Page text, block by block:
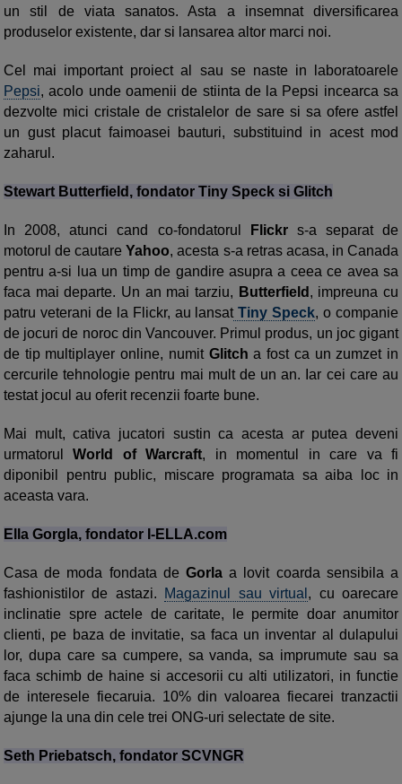
un stil de viata sanatos. Asta a insemnat diversificarea
produselor existente, dar si lansarea altor marci noi.
Cel mai important proiect al sau se naste in laboratoarele
Pepsi, acolo unde oamenii de stiinta de la Pepsi incearca sa
dezvolte mici cristale de cristalelor de sare si sa ofere astfel
un gust placut faimoasei bauturi, substituind in acest mod
zaharul.
Stewart Butterfield, fondator Tiny Speck si Glitch
In 2008, atunci cand co-fondatorul Flickrs-a separat de
motorul de cautareYahoo, acesta s-a retras acasa, in Canada
pentru a-si lua un timp de gandire asupra a ceea ce avea sa
faca mai departe. Un an mai tarziu, Butterfield , impreuna cu
patru veterani de la Flickr, au lansat Tiny Speck, o companie
de jocuri de noroc din Vancouver. Primul produs, un joc gigant
de tip multiplayer online, numit Glitch a fost ca un zumzet in
cercurile tehnologie pentru mai mult de un an. Iar cei care au
testat jocul au oferit recenzii foarte bune.
Mai mult, cativa jucatori sustin ca acesta ar putea deveni
urmatorulWorld of Warcraft, in momentul in care va fi
diponibil pentru public, miscare programata sa aiba loc in
aceasta vara.
Ella Gorgla, fondator I-ELLA.com
Casa de moda fondata de Gorla a lovit coarda sensibila a
fashionistilor de astazi.
Magazinul sau virtual , cu oarecare
inclinatie spre actele de caritate, le permite doar anumitor
clienti, pe baza de invitatie, sa faca un inventar al dulapului
lor, dupa care sa cumpere, sa vanda, sa imprumute sau sa
faca schimb de haine si accesorii cu alti utilizatori, in functie
de interesele fiecaruia. 10% din valoarea fiecarei tranzactii
ajunge la una din cele trei ONG-uri selectate de site.
Seth Priebatsch, fondator SCVNGR